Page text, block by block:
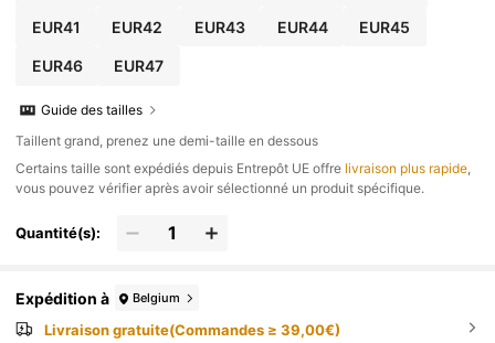
EUR41 EUR42 EUR43 EUR44 EUR45
EUR46 EUR47
Guide des tailles
Taillent grand, prenez une demi-taille en dessous
​Certains taille sont expédiés depuis Entrepôt UE offre livraison plus rapide,
vous pouvez vérifier après avoir sélectionné un produit spécifique.
Quantité(s):
Expédition à Belgium
Livraison gratuite(Commandes ≥ 39,00€)